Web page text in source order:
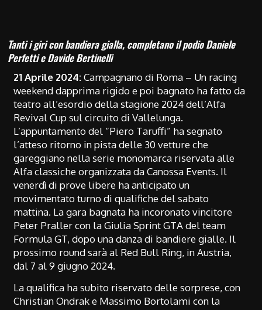
Tanti i giri con bandiera gialla, completano il podio Daniele
Perfetti e Davide Bertinelli
21 Aprile 2024:Campagnano di Roma – Un racing
weekend dapprima rigido e poi bagnato ha fatto da
teatro all’esordio della stagione 2024 dell’Alfa
Revival Cup sul circuito di Vallelunga.
L’appuntamento del “Piero Taruffi” ha segnato
l’atteso ritorno in pista delle 30 vetture che
gareggiano nella serie monomarca riservata alle
Alfa classiche organizzata da Canossa Events. Il
venerdì di prove libere ha anticipato un
movimentato turno di qualifiche del sabato
mattina. La gara bagnata ha incoronato vincitore
Peter Praller con la Giulia Sprint GTA del team
Formula GT, dopo una danza di bandiere gialle. Il
prossimo round sarà al Red Bull Ring, in Austria,
dal 7 al 9 giugno 2024.
La qualifica ha subito riservato delle sorprese, con
Christian Ondrak e Massimo Bortolami con la